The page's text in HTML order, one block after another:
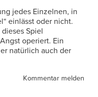
jedes Einzelnen, in
einlässt oder nicht.
Spiel
operiert. Ein
natürlich auch der
Kommentar melden